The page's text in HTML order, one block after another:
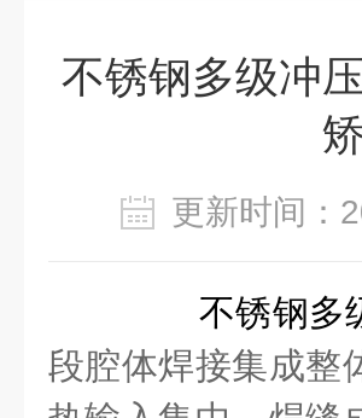
不锈钢多级冲
更新时间
不锈钢多
段腔体焊接集成整